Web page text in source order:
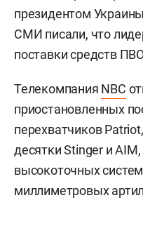
президентом Украины
СМИ писали, что
поставки средств
Телекомпания NBC
приостановленных
перехватчиков
десятки Stinger и
высокоточных
миллиметровых